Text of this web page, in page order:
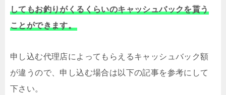
してもお釣りがくるくらいのキャッシュバックを貰う
ことができます。
申し込む代理店によってもらえるキャッシュバック額
が違うので、申し込む場合は以下の記事を参考にして
下さい。